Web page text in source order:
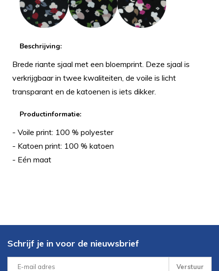
Beschrijving:
Brede riante sjaal met een bloemprint. Deze sjaal is
verkrijgbaar in twee kwaliteiten, de voile is licht
transparant en de katoenen is iets dikker.
Productinformatie:
- Voile print: 100 % polyester
- Katoen print: 100 % katoen
- Eén maat
Schrijf je in voor de nieuwsbrief
Verstuur